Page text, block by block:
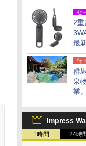
ザ
トセ
2重
最
行
群
泉
業
た
Impress
1時間 24時